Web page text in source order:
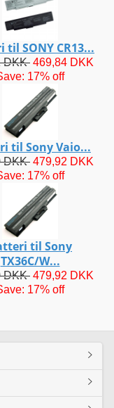
til SONY CR13...
DKK 469,84 DKK
17% off
til Sony Vaio...
DKK 479,92 DKK
17% off
til Sony
TX36C/W...
DKK 479,92 DKK
17% off